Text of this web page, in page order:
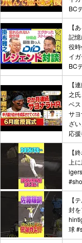
BC
【
記
役
イ
BC
【
之
ベ
サ
ざ
応
【
上
【
封
球